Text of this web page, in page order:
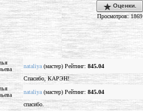
Оценки.
Просмотров: 1869
nataliya (мастер) Рейтинг: 845.04
Спасибо, КАРЭН!
nataliya (мастер) Рейтинг: 845.04
спасибо.